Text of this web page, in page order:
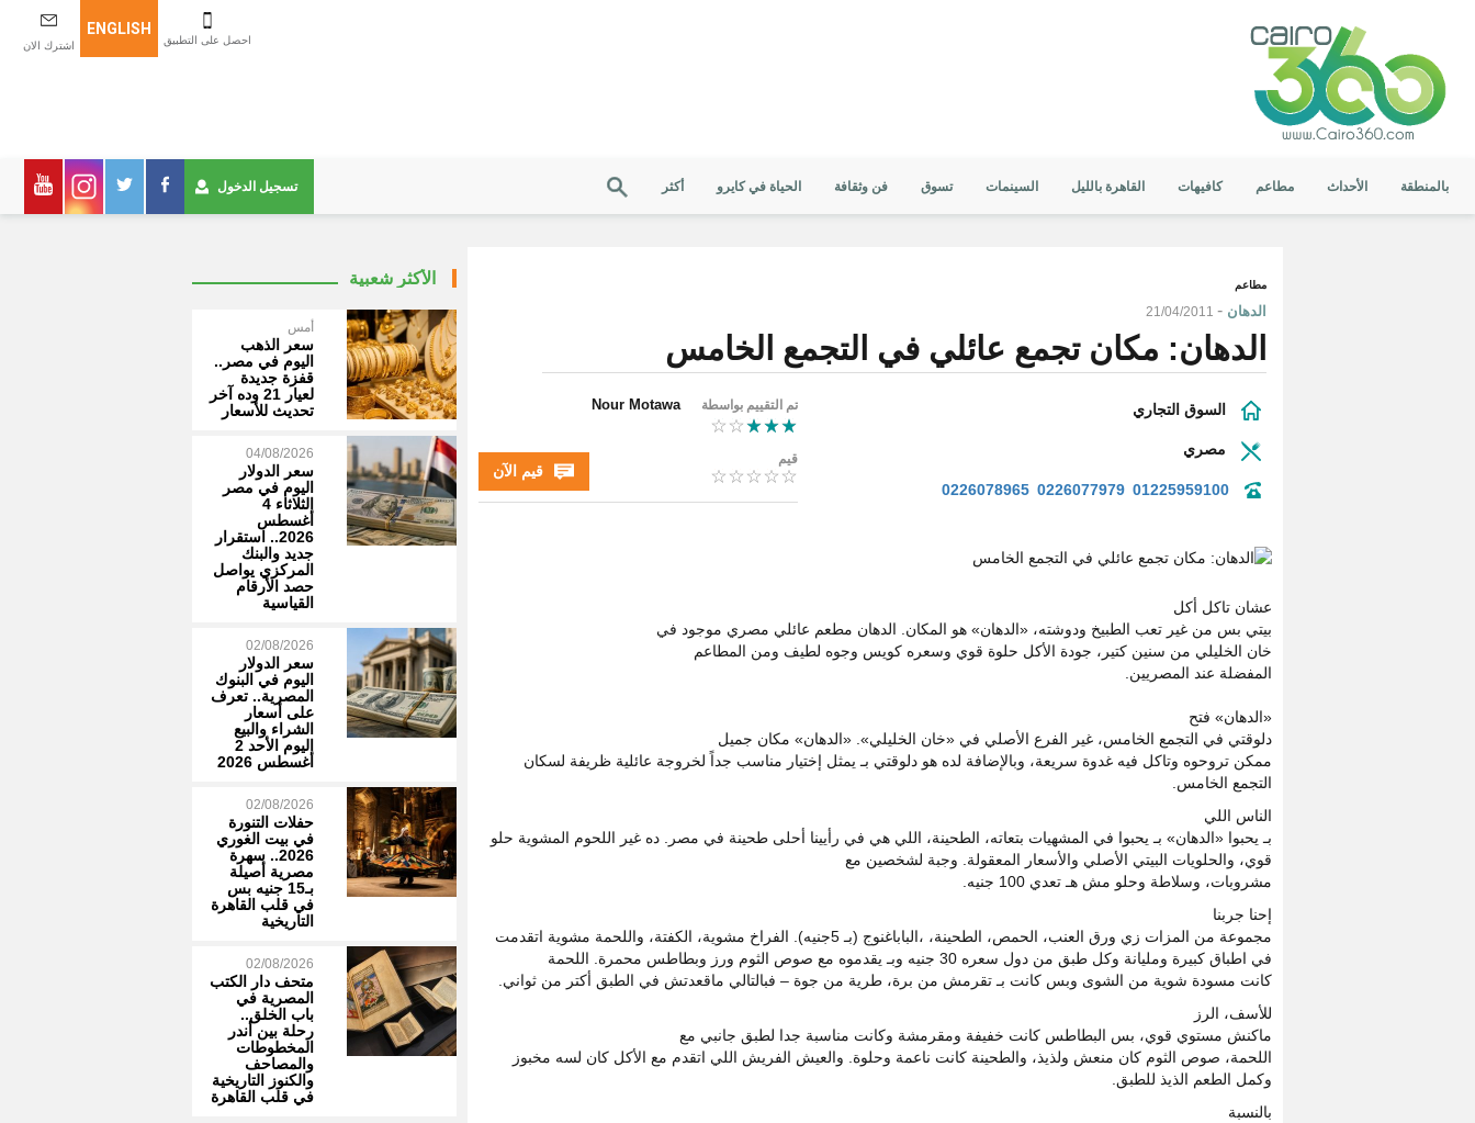
اشترك الان
ENGLISH
احصل على التطبيق
بالمنطقة الأحداث مطاعم كافيهات القاهرة بالليل السينمات تسوق فن وثقافة الحياة في كايرو أكثر تسجيل الدخول
مطاعم
الدهان -
الدهان: مكان تجمع عائلي في التجمع الخامس
السوق التجاري
مصري
01225959100
0226077979
0226078965
تم التقييم بواسطة Nour Motawa
قيم
قيم الآن
عشان تاكل أكل
بيتي بس من غير تعب الطبيخ ودوشته، «الدهان» هو المكان. الدهان مطعم عائلي مصري موجود في
خان الخليلي من سنين كتير، جودة الأكل حلوة قوي وسعره كويس وجوه لطيف ومن المطاعم
المفضلة عند المصريين.
«الدهان» فتح
دلوقتي في التجمع الخامس، غير الفرع الأصلي في «خان الخليلي». «الدهان» مكان جميل
ممكن تروحوه وتاكل فيه غدوة سريعة، وبالإضافة لده هو دلوقتي بـ يمثل إختيار مناسب جداً لخروجة عائلية ظريفة لسكان
التجمع الخامس.
الناس اللي
بـ يحبوا «الدهان» بـ يحبوا في المشهيات بتعاته، الطحينة، اللي هي في رأيينا أحلى طحينة في مصر. ده غير اللحوم المشوية حلو
قوي، والحلويات البيتي الأصلي والأسعار المعقولة. وجبة لشخصين مع
مشروبات، وسلاطة وحلو مش هـ تعدي 100 جنيه.
إحنا جربنا
مجموعة من المزات زي ورق العنب، الحمص، الطحينة، ،الباباغنوج (بـ 5جنيه). الفراخ مشوية، الكفتة، واللحمة مشوية اتقدمت
في اطباق كبيرة ومليانة وكل طبق من دول سعره 30 جنيه وبـ يقدموه مع صوص الثوم ورز وبطاطس محمرة. اللحمة
كانت مسودة شوية من الشوى وبس كانت بـ تقرمش من برة، طرية من جوة – فبالتالي ماقعدتش في الطبق أكتر من ثواني.
للأسف، الرز
ماكنش مستوي قوي، بس البطاطس كانت خفيفة ومقرمشة وكانت مناسبة جدا لطبق جانبي مع
اللحمة، صوص الثوم كان منعش ولذيذ، والطحينة كانت ناعمة وحلوة. والعيش الفريش اللي اتقدم مع الأكل كان لسه مخبوز
وكمل الطعم الذيذ للطبق.
بالنسبة
الأكثر شعبية
أمس
سعر الذهب
اليوم في مصر..
قفزة جديدة
لعيار 21 وده آخر
تحديث للأسعار
04/08/2026
سعر الدولار
اليوم في مصر
الثلاثاء 4
أغسطس
2026.. استقرار
جديد والبنك
المركزي يواصل
حصد الأرقام
القياسية
02/08/2026
سعر الدولار
اليوم في البنوك
المصرية.. تعرف
على أسعار
الشراء والبيع
اليوم الأحد 2
أغسطس 2026
02/08/2026
حفلات التنورة
في بيت الغوري
2026.. سهرة
مصرية أصيلة
بـ15 جنيه بس
في قلب القاهرة
التاريخية
02/08/2026
متحف دار الكتب
المصرية في
باب الخلق..
رحلة بين أندر
المخطوطات
والمصاحف
والكنوز التاريخية
في قلب القاهرة